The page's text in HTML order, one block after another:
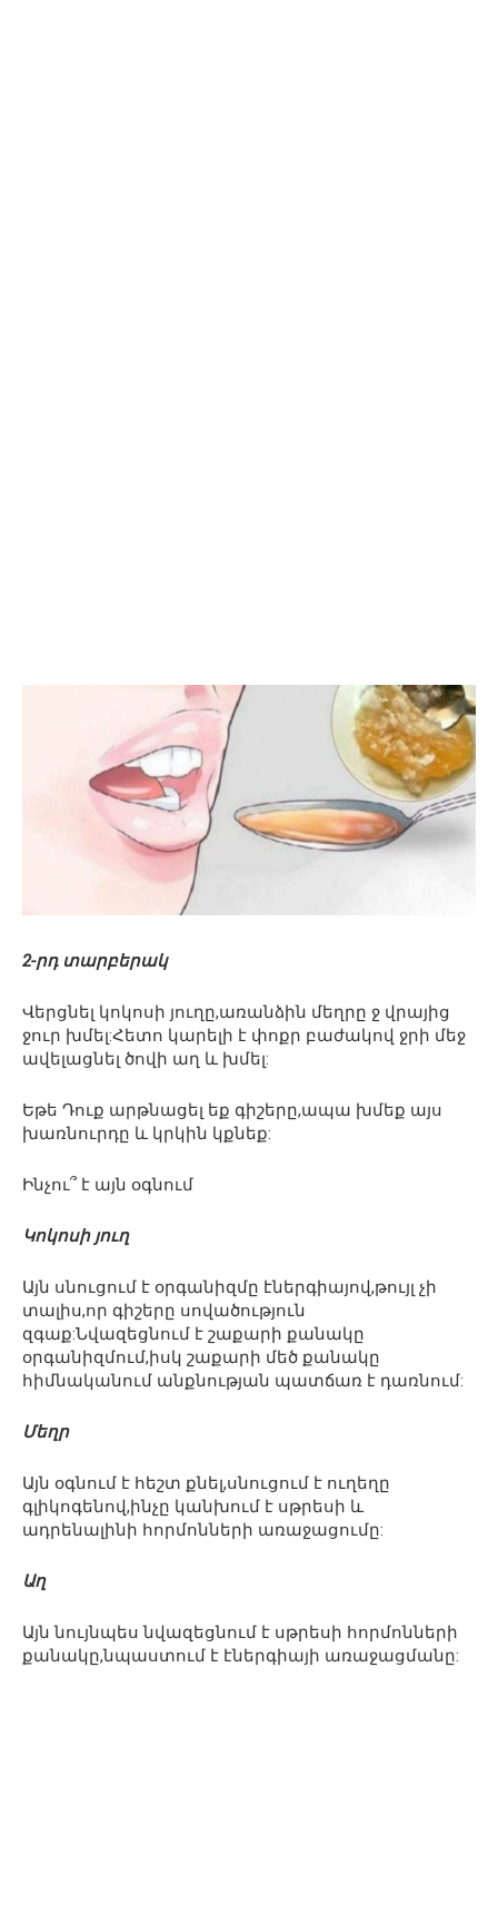
2-րդ տարբերակ
Վերցնել կոկոսի յուղը,առանձին մեղրը ջ վրայից
ջուր խմել:Հետո կարելի է փոքր բաժակով ջրի մեջ
ավելացնել ծովի աղ և խմել:
Եթե Դուք արթնացել եք գիշերը,ապա խմեք այս
խառնուրդը և կրկին կքնեք:
Ինչու՞ է այն օգնում
Կոկոսի յուղ
Այն սնուցում է օրգանիզմը էներգիայով,թույլ չի
տալիս,որ գիշերը սովածություն
զգաք:Նվազեցնում է շաքարի քանակը
օրգանիզմում,իսկ շաքարի մեծ քանակը
հիմնականում անքնության պատճառ է դառնում:
Մեղր
Այն օգնում է հեշտ քնել,սնուցում է ուղեղը
գլիկոգենով,ինչը կանխում է սթրեսի և
ադրենալինի հորմոնների առաջացումը:
Աղ
Այն նույնպես նվազեցնում է սթրեսի հորմոնների
քանակը,նպաստում է էներգիայի առաջացմանը: